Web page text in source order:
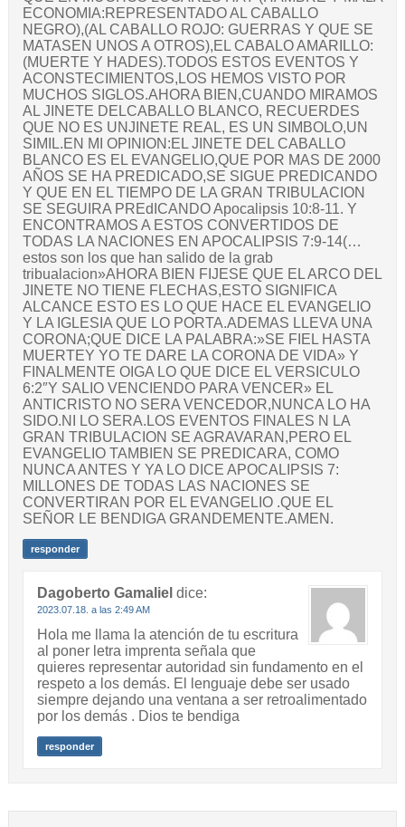
ECONOMIA:REPRESENTADO AL CABALLO
NEGRO),(AL CABALLO ROJO: GUERRAS Y QUE SE
MATASEN UNOS A OTROS),EL CABALO AMARILLO:
(MUERTE Y HADES).TODOS ESTOS EVENTOS Y
ACONSTECIMIENTOS,LOS HEMOS VISTO POR
MUCHOS SIGLOS.AHORA BIEN,CUANDO MIRAMOS
AL JINETE DELCABALLO BLANCO, RECUERDES
QUE NO ES UNJINETE REAL, ES UN SIMBOLO,UN
SIMIL.EN MI OPINION:EL JINETE DEL CABALLO
BLANCO ES EL EVANGELIO,QUE POR MAS DE 2000
AÑOS SE HA PREDICADO,SE SIGUE PREDICANDO
Y QUE EN EL TIEMPO DE LA GRAN TRIBULACION
SE SEGUIRA PREdICANDO Apocalipsis 10:8-11. Y
ENCONTRAMOS A ESTOS CONVERTIDOS DE
TODAS LA NACIONES EN APOCALIPSIS 7:9-14(…
estos son los que han salido de la grab
tribualacion»AHORA BIEN FIJESE QUE EL ARCO DEL
JINETE NO TIENE FLECHAS,ESTO SIGNIFICA
ALCANCE ESTO ES LO QUE HACE EL EVANGELIO
Y LA IGLESIA QUE LO PORTA.ADEMAS LLEVA UNA
CORONA;QUE DICE LA PALABRA:»SE FIEL HASTA
MUERTEY YO TE DARE LA CORONA DE VIDA» Y
FINALMENTE OIGA LO QUE DICE EL VERSICULO
6:2″Y SALIO VENCIENDO PARA VENCER» EL
ANTICRISTO NO SERA VENCEDOR,NUNCA LO HA
SIDO.NI LO SERA.LOS EVENTOS FINALES N LA
GRAN TRIBULACION SE AGRAVARAN,PERO EL
EVANGELIO TAMBIEN SE PREDICARA, COMO
NUNCA ANTES Y YA LO DICE APOCALIPSIS 7:
MILLONES DE TODAS LAS NACIONES SE
CONVERTIRAN POR EL EVANGELIO .QUE EL
SEÑOR LE BENDIGA GRANDEMENTE.AMEN.
responder
Dagoberto Gamaliel dice:
2023.07.18. a las 2:49 AM
Hola me llama la atención de tu escritura
al poner letra imprenta señala que
quieres representar autoridad sin fundamento en el
respeto a los demás. El lenguaje debe ser usado
siempre dejando una ventana a ser retroalimentado
por los demás . Dios te bendiga
responder